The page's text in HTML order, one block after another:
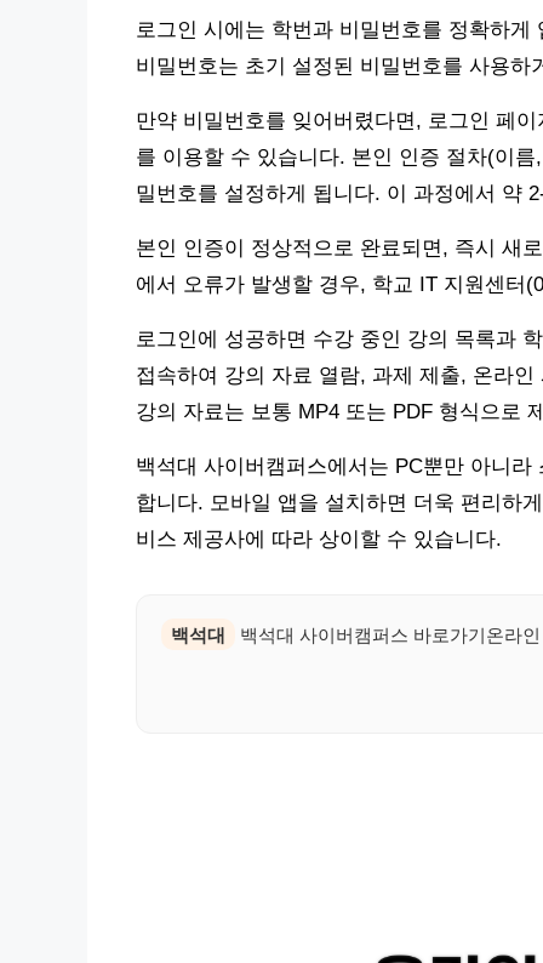
로그인 시에는 학번과 비밀번호를 정확하
비밀번호는 초기 설정된 비밀번호를 사용
만약 비밀번호를 잊어버렸다면, 로그인 페이
를 이용할 수 있습니다. 본인 인증 절차(이
밀번호를 설정하게 됩니다. 이 과정에서 약
본인 인증이 정상적으로 완료되면, 즉시 새
에서 오류가 발생할 경우, 학교 IT 지원센터
로그인에 성공하면 수강 중인 강의 목록과
접속하여 강의 자료 열람, 과제 제출, 온라
강의 자료는 보통 MP4 또는 PDF 형식으로
백석대 사이버캠퍼스에서는 PC뿐만 아니
합니다. 모바일 앱을 설치하면 더욱 편리하
비스 제공사에 따라 상이할 수 있습니다.
백석대 백석대 사이버캠퍼스 바로가기온라